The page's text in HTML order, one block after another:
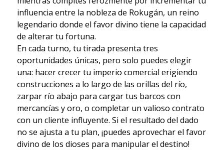
influencia entre la nobleza de Rokugán, un reino
legendario donde el favor divino tiene la capacidad
de alterar tu fortuna.
En cada turno, tu tirada presenta tres
oportunidades únicas, pero solo puedes elegir
una: hacer crecer tu imperio comercial erigiendo
construcciones a lo largo de las orillas del río,
zarpar río abajo para cargar tus barcos con
mercancías y oro, o completar un valioso contrato
con un cliente influyente. Si el resultado del dado
no se ajusta a tu plan, ¡puedes aprovechar el favor
divino de los dioses para manipular el destino!